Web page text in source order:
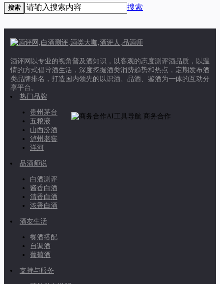
搜索 搜索
酒评网以专业的视角普及酒知识，以客观的态度测评酒品质，以温
情的方式倡导酒生活，深度挖掘酒类消费趋势和热点，定期发布酒
类品牌排名，打造国内领先的以识酒、品酒、鉴酒为一体的互动分
享平台。
热门品牌
贵州茅台
五粮液
山西汾酒
泸州老窖
洋河
品酒师说
白酒测评
酱香白酒
清香白酒
浓香白酒
酒友生活
餐酒搭配
自调酒
葡萄酒
支持与服务
商务合作